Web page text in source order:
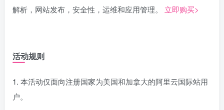
解析，网站发布，安全性，运维和应用管理。 立即购买>
活动规则
1. 本活动仅面向注册国家为美国和加拿大的阿里云国际站用
户。